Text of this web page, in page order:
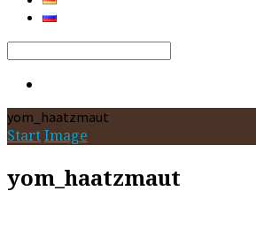
Search
yom_haatzmaut
StartImage
yom_haatzmaut